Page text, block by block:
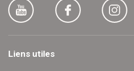
Liens utiles